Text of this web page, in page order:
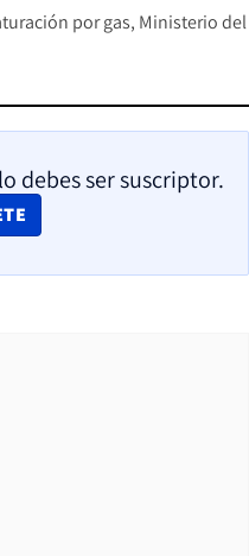
por gas Ministerio del
debes ser suscriptor.
WINDOW